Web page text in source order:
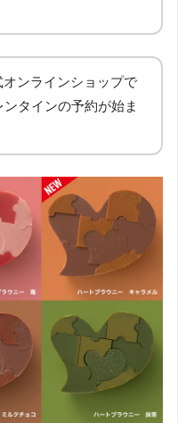
ンラインショップで
タインの予約が始ま